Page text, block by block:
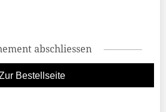
abschliessen
Bestellseite